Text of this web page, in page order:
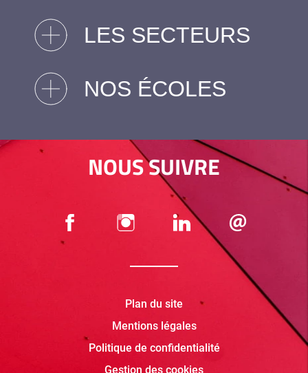
LES SECTEURS
NOS ÉCOLES
NOUS SUIVRE
Plan du site
Mentions légales
Politique de confidentialité
Gestion des cookies